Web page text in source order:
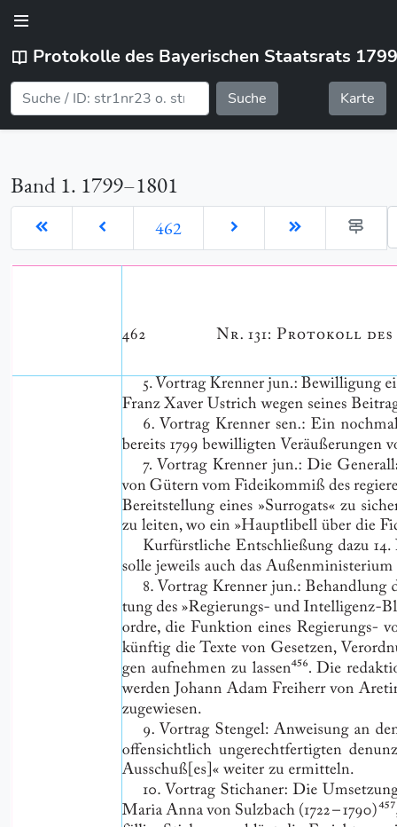
Protokolle des Bayerischen Staatsrats
Suche Karte
Band 1. 1799–1801
462